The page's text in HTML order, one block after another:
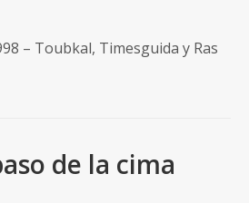
– Toubkal, Timesguida y Ras
de la cima